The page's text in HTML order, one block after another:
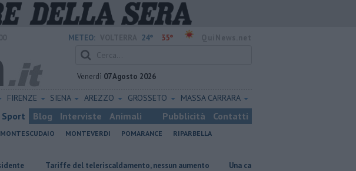
METEO: 24° 35°
Venerdì 07 Agosto 2026
FIRENZE SIENA AREZZO GROSSETO MASSA CARRARA
Sport Blog Interviste Animali Pubblicità Contatti
MONTESCUDAIO MONTEVERDI POMARANCE
RIPARBELLA
Tariffe del teleriscaldamento, nessun aumento Una carrozzina in dono allla Croce Rossa